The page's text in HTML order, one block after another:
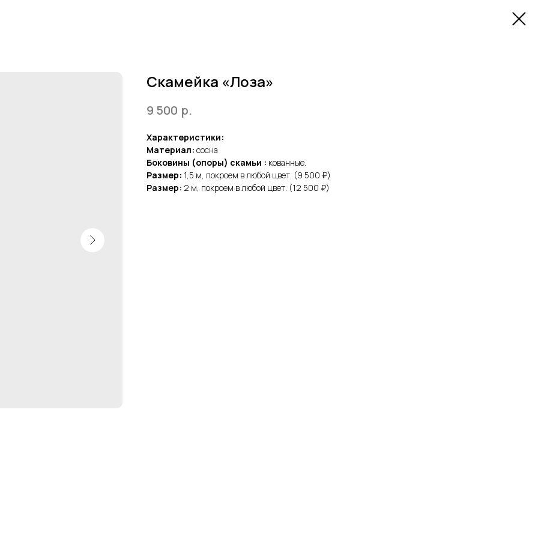
Скамейка «Лоза»
9 500 р.
Характеристики:
Материал: сосна
Боковины (опоры) скамьи : кованные.
Размер: 1,5 м, покроем в любой цвет. (9 500 ₽)
Размер: 2 м, покроем в любой цвет. (12 500 ₽)